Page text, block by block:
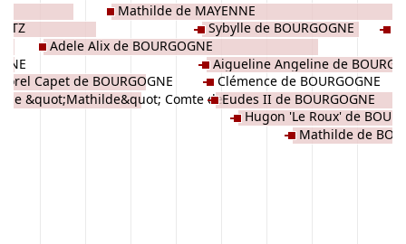
Capet de BOURGOGNE
&quot;Mathilde&quot; Comte de
Adele Alix de BOURGOGNE
Mathilde de MAYENNE
Sybylle de BOURGOGNE
Aigueline Angeline de
Clémence de BOURGOGNE
Eudes II de BOURGOGNE
Hugon 'Le Roux' de
Mathilde de